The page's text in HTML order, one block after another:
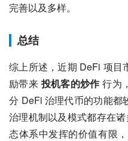
完善以及多样。
总结
综上所述，近期 DeFi 项目
励带来 投机客的炒作 行为
分 DeFi 治理代币的功能都
治理机制以及模式都存在
态体系中发挥的价值有限